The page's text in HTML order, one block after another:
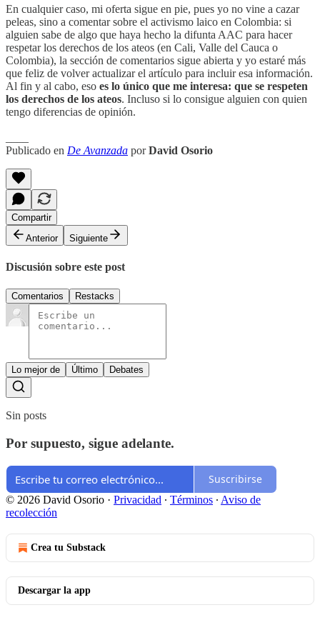
En cualquier caso, mi oferta sigue en pie, pues yo no vine a cazar
peleas, sino a comentar sobre el activismo laico en Colombia: si
alguien sabe de algo que haya hecho la difunta AAC para hacer
respetar los derechos de los ateos (en Cali, Valle del Cauca o
Colombia), la sección de comentarios sigue abierta y yo estaré más
que feliz de volver actualizar el artículo para incluir esa información.
Al fin y al cabo, eso es lo único que me interesa: que se respeten
los derechos de los ateos. Incluso si lo consigue alguien con quien
tengo diferencias de opinión.
Publicado en De Avanzada porDavid Osorio
Compartir
Anterior
Siguiente
Discusión sobre este post
Comentarios Restacks
Lo mejor de Último Debates
Sin posts
Por supuesto, sigue adelante.
Suscribirse
© 2026 David Osorio · Privacidad ∙ Términos ∙ Aviso de
recolección
Crea tu Substack
Descargar la app